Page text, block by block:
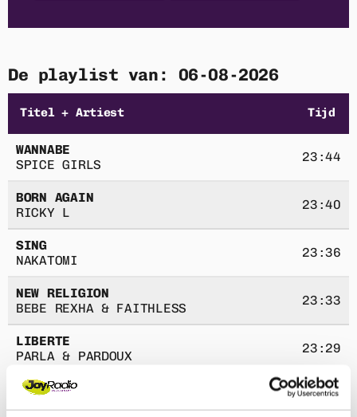
Home
Playlist
Acties
Luisteren
Contact
ACTIE
Win een glamping-verblijf voor
2 personen tijdens het TT-
De playlist van: 06-08-2026
Titel + Artiest Tijd
WANNABE
SPICE GIRLS
23:44
BORN AGAIN
RICKY L
23:40
SING
NAKATOMI
23:36
NEW RELIGION
BEBE REXHA & FAITHLESS
23:33
LIBERTE
PARLA & PARDOUX
23:29
HEARTBREAK
23:24